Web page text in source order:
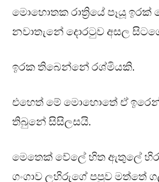
මොහොතක රාත්‍රියේ පෑයූ ඉරක්
නවාතැනේ දොරටුව අසල
ඉරක තිබෙන්නේ රශ්මියකි.
එහෙත් මේ මොහොතේ ඒ
තිබුනේ සිසිලසයි.
මෙතෙක් වේලේ හිත ඇතුලේ
ගංගාව ලහිරුගේ පපුව මත්තේ